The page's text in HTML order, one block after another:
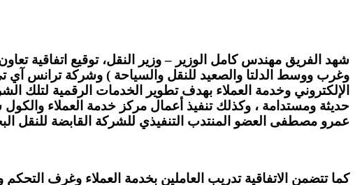
شهد الفريق مهندس كامل الوزير – وزير النقل، توقيع اتفاقية
وغرب ووسط الدلتا والصعيد للنقل والسياحة ) وشركة ترانس آي
الإلكتروني وخدمة العملاء بهدف تطوير الخدمات الرقمية لتلك
حديثة ومستدامة ، وكذلك تنفيذ أعمال مركز خدمة العملاء والكول
عمرو مصطفى العضو المنتدب التنفيذي للشركة القابضة للنقل
كما تتضمن الاتفاقية تدريب العاملين بخدمة العملاء وغرف